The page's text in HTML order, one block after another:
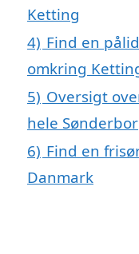
Ketting
4) Find en
omkring
5) Oversigt
hele
6) Find en
Danmark